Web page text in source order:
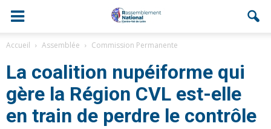
Accueil Assemblée Commission Permanente
La coalition nupéiforme qui
gère la Région CVL est-elle
en train de perdre le contrôle